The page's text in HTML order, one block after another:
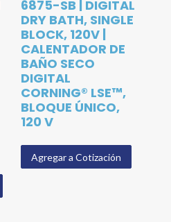
6875-SB | DIGITAL
DRY BATH, SINGLE
BLOCK, 120V |
CALENTADOR DE
BAÑO SECO
DIGITAL
CORNING® LSE™,
BLOQUE ÚNICO,
120 V
Agregar a Cotización